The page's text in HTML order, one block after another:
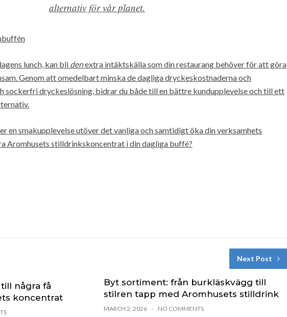
alternativ för vår planet.
lunch, kan bli denextra intäktskälla som din restaurang behöver för att göra
Genom att omedelbart minska de dagliga dryckeskostnaderna och
sockerfri dryckeslösning, bidrar du både till en bättre kundupplevelse och till ett
en smakupplevelse utöver det vanliga och samtidigt öka din verksamhets
Aromhusets stilldrinkskoncentrat i din dagliga buffé?
några få
koncentrat
Next Post
Byt sortiment: från burkläskvägg till
stilren tapp med Aromhusets stilldrink
MARCH 2, 2026 NO COMMENTS